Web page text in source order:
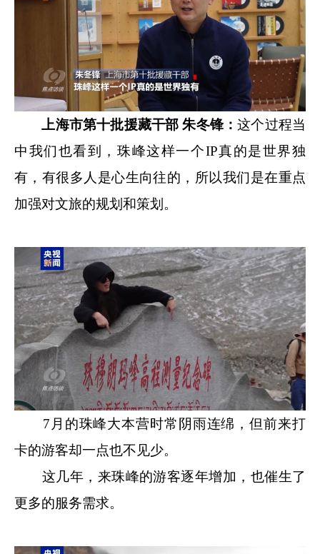
上海市第十批援藏干部 朱冬锋：这个过程当
中我们也看到，珠峰这样一个IP真的是世界独
有，有很多人是心生向往的，所以我们是在重点
加强对文旅的规划和策划。
7月的珠峰大本营时常阴雨连绵，但前来打
卡的游客却一点也不见少。
这几年，来珠峰的游客逐年增加，也催生了
更多的服务需求。